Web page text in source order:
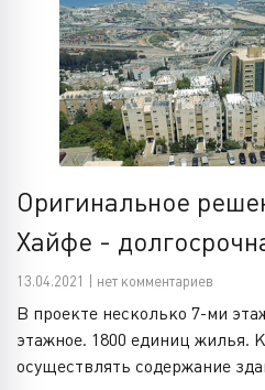
Оригинальное
Хайфе -
13.04.2021 | нет комментариев
В проекте несколько 7-ми
этажное. 1800 единиц жилья.
осуществлять содержание